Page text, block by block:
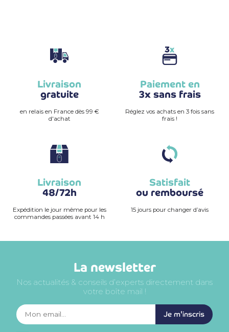
Livraison
gratuite
en relais en France dès 99 €
d'achat
Paiement en
3x sans frais
Réglez vos achats en 3 fois sans
frais !
Livraison
48/72h
Expédition le jour même pour les
commandes passées avant 14 h
Satisfait
ou remboursé
15 jours pour changer d’avis
La newsletter
Nos actualités & conseils d’experts directement dans
votre boîte mail !
Je m'inscris